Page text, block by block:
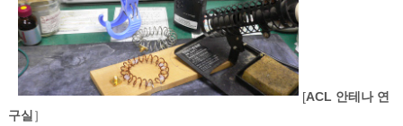
[ACL 안테나 연
구실 ］